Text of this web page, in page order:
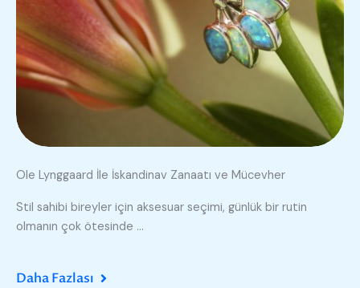
Ole Lynggaard İle İskandinav Zanaatı ve Mücevher
Stil sahibi bireyler için aksesuar seçimi, günlük bir rutin
olmanın çok ötesinde ...
Daha Fazlası